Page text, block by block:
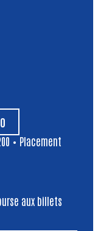
• Placement
aux billets